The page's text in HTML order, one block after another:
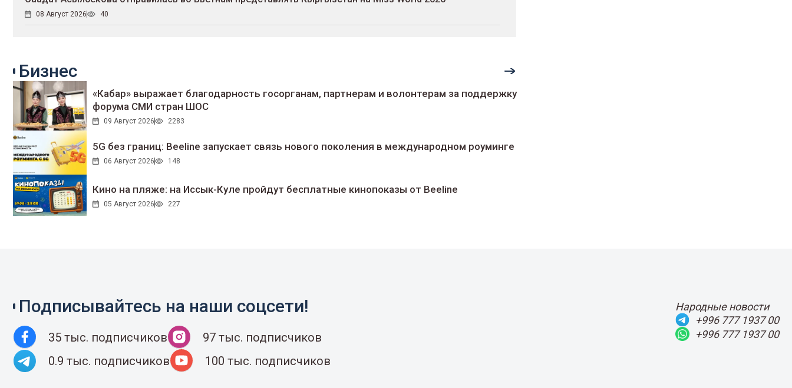
08 Август 2026 40
Бизнес
«Кабар» выражает благодарность госорганам, партнерам и волонтерам за поддержку
форума СМИ стран ШОС
09 Август 2026 2283
5G без границ: Beeline запускает связь нового поколения в международном роуминге
06 Август 2026 148
Кино на пляже: на Иссык-Куле пройдут беcплатные кинопоказы от Beeline
05 Август 2026 227
Подписывайтесь на наши соцсети!
35 тыс. подписчиков
97 тыс. подписчиков
0.9 тыс. подписчиков
100 тыс. подписчиков
Народные новости
+996 777 1937 00
+996 777 1937 00